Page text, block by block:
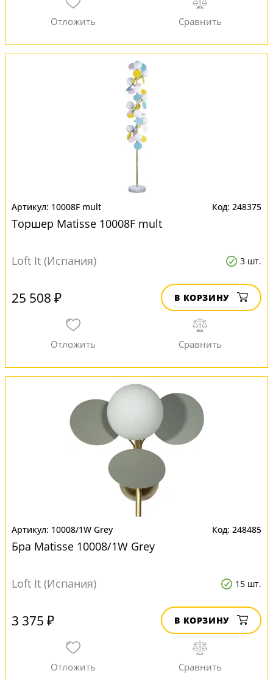
10008F mult 248375
Торшер Matisse 10008F mult
Loft It (Испания) 3 шт.
25 508 ₽ В КОРЗИНУ
10008/1W Grey 248485
Бра Matisse 10008/1W Grey
Loft It (Испания) 15 шт.
3 375 ₽ В КОРЗИНУ